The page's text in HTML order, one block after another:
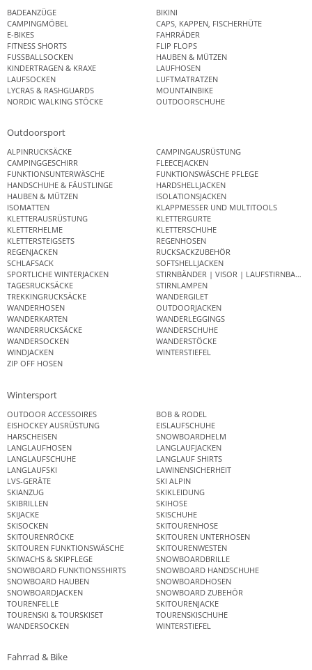
BADEANZÜGE
BIKINI
CAMPINGMÖBEL
CAPS, KAPPEN, FISCHERHÜTE
E-BIKES
FAHRRÄDER
FITNESS SHORTS
FLIP FLOPS
FUSSBALLSOCKEN
HAUBEN & MÜTZEN
KINDERTRAGEN & KRAXE
LAUFHOSEN
LAUFSOCKEN
LUFTMATRATZEN
LYCRAS & RASHGUARDS
MOUNTAINBIKE
NORDIC WALKING STÖCKE
OUTDOORSCHUHE
Outdoorsport
ALPINRUCKSÄCKE
CAMPINGAUSRÜSTUNG
CAMPINGGESCHIRR
FLEECEJACKEN
FUNKTIONSUNTERWÄSCHE
FUNKTIONSWÄSCHE PFLEGE
HANDSCHUHE & FÄUSTLINGE
HARDSHELLJACKEN
HAUBEN & MÜTZEN
ISOLATIONSJACKEN
ISOMATTEN
KLAPPMESSER UND MULTITOOLS
KLETTERAUSRÜSTUNG
KLETTERGURTE
KLETTERHELME
KLETTERSCHUHE
KLETTERSTEIGSETS
REGENHOSEN
REGENJACKEN
RUCKSACKZUBEHÖR
SCHLAFSACK
SOFTSHELLJACKEN
SPORTLICHE WINTERJACKEN
STIRNBÄNDER | VISOR | LAUFSTIRNBAND
TAGESRUCKSÄCKE
STIRNLAMPEN
TREKKINGRUCKSÄCKE
WANDERGILET
WANDERHOSEN
OUTDOORJACKEN
WANDERKARTEN
WANDERLEGGINGS
WANDERRUCKSÄCKE
WANDERSCHUHE
WANDERSOCKEN
WANDERSTÖCKE
WINDJACKEN
WINTERSTIEFEL
ZIP OFF HOSEN
Wintersport
OUTDOOR ACCESSOIRES
BOB & RODEL
EISHOCKEY AUSRÜSTUNG
EISLAUFSCHUHE
HARSCHEISEN
SNOWBOARDHELM
LANGLAUFHOSEN
LANGLAUFJACKEN
LANGLAUFSCHUHE
LANGLAUF SHIRTS
LANGLAUFSKI
LAWINENSICHERHEIT
LVS-GERÄTE
SKI ALPIN
SKIANZUG
SKIKLEIDUNG
SKIBRILLEN
SKIHOSE
SKIJACKE
SKISCHUHE
SKISOCKEN
SKITOURENHOSE
SKITOURENRÖCKE
SKITOUREN UNTERHOSEN
SKITOUREN FUNKTIONSWÄSCHE
SKITOURENWESTEN
SKIWACHS & SKIPFLEGE
SNOWBOARDBRILLE
SNOWBOARD FUNKTIONSSHIRTS
SNOWBOARD HANDSCHUHE
SNOWBOARD HAUBEN
SNOWBOARDHOSEN
SNOWBOARDJACKEN
SNOWBOARD ZUBEHÖR
TOURENFELLE
SKITOURENJACKE
TOURENSKI & TOURSKISET
TOURENSKISCHUHE
WANDERSOCKEN
WINTERSTIEFEL
Fahrrad & Bike